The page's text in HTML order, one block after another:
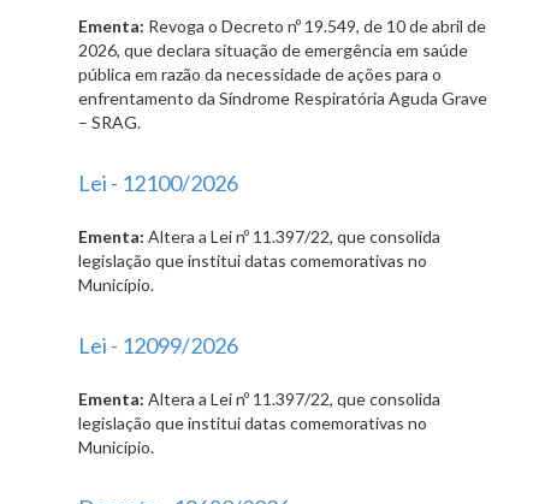
Ementa: Revoga o Decreto nº 19.549, de 10 de abril de
2026, que declara situação de emergência em saúde
pública em razão da necessidade de ações para o
enfrentamento da Síndrome Respiratória Aguda Grave
– SRAG.
Lei - 12100/2026
Ementa: Altera a Lei nº 11.397/22, que consolida
legislação que institui datas comemorativas no
Município.
Lei - 12099/2026
Ementa: Altera a Lei nº 11.397/22, que consolida
legislação que institui datas comemorativas no
Município.